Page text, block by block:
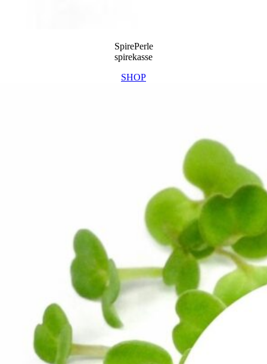
SpirePerle
spirekasse
SHOP